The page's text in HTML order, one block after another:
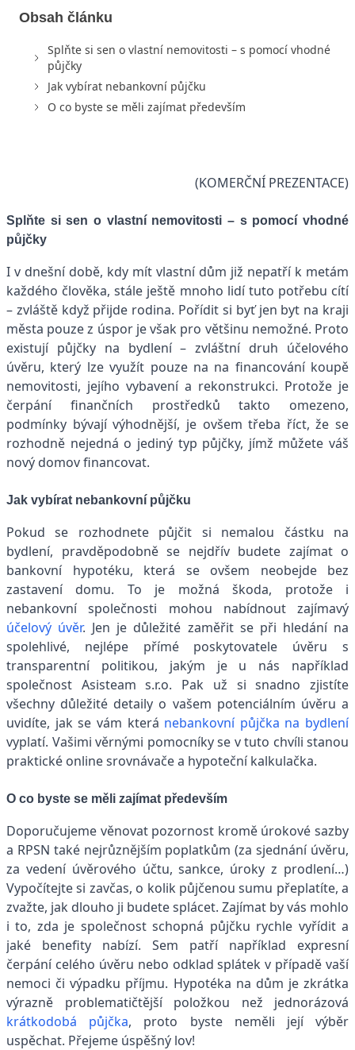
Obsah článku
Splňte si sen o vlastní nemovitosti – s pomocí vhodné
půjčky
Jak vybírat nebankovní půjčku
O co byste se měli zajímat především
(KOMERČNÍ PREZENTACE)
Splňte si sen o vlastní nemovitosti – s pomocí vhodné
půjčky
I v dnešní době, kdy mít vlastní dům již nepatří k metám
každého člověka, stále ještě mnoho lidí tuto potřebu cítí
– zvláště když přijde rodina. Pořídit si byť jen byt na kraji
města pouze z úspor je však pro většinu nemožné. Proto
existují půjčky na bydlení – zvláštní druh účelového
úvěru, který lze využít pouze na na financování koupě
nemovitosti, jejího vybavení a rekonstrukci. Protože je
čerpání finančních prostředků takto omezeno,
podmínky bývají výhodnější, je ovšem třeba říct, že se
rozhodně nejedná o jediný typ půjčky, jímž můžete váš
nový domov financovat.
Jak vybírat nebankovní půjčku
Pokud se rozhodnete půjčit si nemalou částku na
bydlení, pravděpodobně se nejdřív budete zajímat o
bankovní hypotéku, která se ovšem neobejde bez
zastavení domu. To je možná škoda, protože i
nebankovní společnosti mohou nabídnout zajímavý
účelový úvěr. Jen je důležité zaměřit se při hledání na
spolehlivé, nejlépe přímé poskytovatele úvěru s
transparentní politikou, jakým je u nás například
společnost Asisteam s.r.o. Pak už si snadno zjistíte
všechny důležité detaily o vašem potenciálním úvěru a
uvidíte, jak se vám která nebankovní půjčka na bydlení
vyplatí. Vašimi věrnými pomocníky se v tuto chvíli stanou
praktické online srovnávače a hypoteční kalkulačka.
O co byste se měli zajímat především
Doporučujeme věnovat pozornost kromě úrokové sazby
a RPSN také nejrůznějším poplatkům (za sjednání úvěru,
za vedení úvěrového účtu, sankce, úroky z prodlení…)
Vypočítejte si zavčas, o kolik půjčenou sumu přeplatíte, a
zvažte, jak dlouho ji budete splácet. Zajímat by vás mohlo
i to, zda je společnost schopná půjčku rychle vyřídit a
jaké benefity nabízí. Sem patří například expresní
čerpání celého úvěru nebo odklad splátek v případě vaší
nemoci či výpadku příjmu. Hypotéka na dům je zkrátka
výrazně problematičtější položkou než jednorázová
krátkodobá půjčka, proto byste neměli její výběr
uspěchat. Přejeme úspěšný lov!